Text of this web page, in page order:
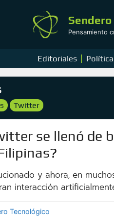
Pensamiento
Editoriales |
, Twitter
se llenó de
y ahora, en
interacción
Tecnológico